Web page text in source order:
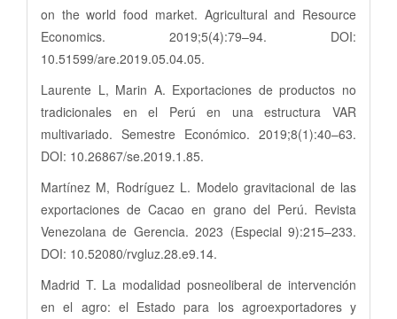
on the world food market. Agricultural and Resource
Economics. 2019;5(4):79–94. DOI:
10.51599/are.2019.05.04.05.
Laurente L, Marin A. Exportaciones de productos no
tradicionales en el Perú en una estructura VAR
multivariado. Semestre Económico. 2019;8(1):40–63.
DOI: 10.26867/se.2019.1.85.
Martínez M, Rodríguez L. Modelo gravitacional de las
exportaciones de Cacao en grano del Perú. Revista
Venezolana de Gerencia. 2023 (Especial 9):215–233.
DOI: 10.52080/rvgluz.28.e9.14.
Madrid T. La modalidad posneoliberal de intervención
en el agro: el Estado para los agroexportadores y